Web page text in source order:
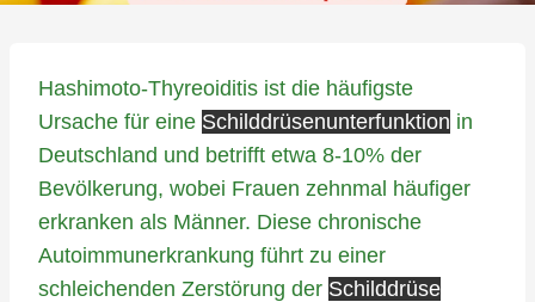
Hashimoto-Thyreoiditis ist die häufigste
Ursache für eine Schilddrüsenunterfunktion in
Deutschland und betrifft etwa 8-10% der
Bevölkerung, wobei Frauen zehnmal häufiger
erkranken als Männer. Diese chronische
Autoimmunerkrankung führt zu einer
schleichenden Zerstörung der Schilddrüse